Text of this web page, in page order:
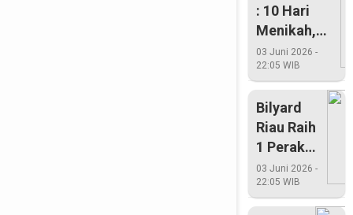
: 10 Hari
Menikah,
Suami
Menginap
03 Juni 2026 -
22:05 WIB
Bilyard
Riau Raih
1 Perak
Dan 2
Perunggu
03 Juni 2026 -
22:05 WIB